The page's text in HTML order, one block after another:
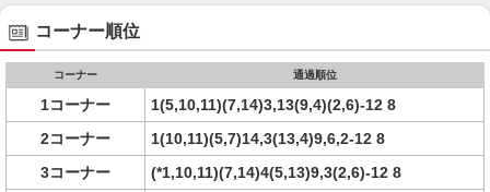
コーナー順位
コーナー 通過順位
1コーナー
1(5,10,11)(7,14)3,13(9,4)(2,6)-12 8
2コーナー
1(10,11)(5,7)14,3(13,4)9,6,2-12 8
3コーナー
(*1,10,11)(7,14)4(5,13)9,3(2,6)-12 8